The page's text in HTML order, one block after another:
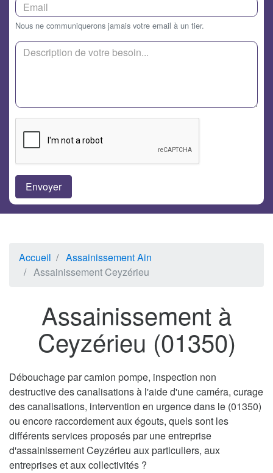
Nous ne communiquerons jamais votre email à un tier.
Accueil
Assainissement Ain
Assainissement Ceyzérieu
Assainissement à
Ceyzérieu (01350)
Débouchage par camion pompe, inspection non
destructive des canalisations à l'aide d'une caméra, curage
des canalisations, intervention en urgence dans le (01350)
ou encore raccordement aux égouts, quels sont les
différents services proposés par une entreprise
d'assainissement Ceyzérieu aux particuliers, aux
entreprises et aux collectivités ?